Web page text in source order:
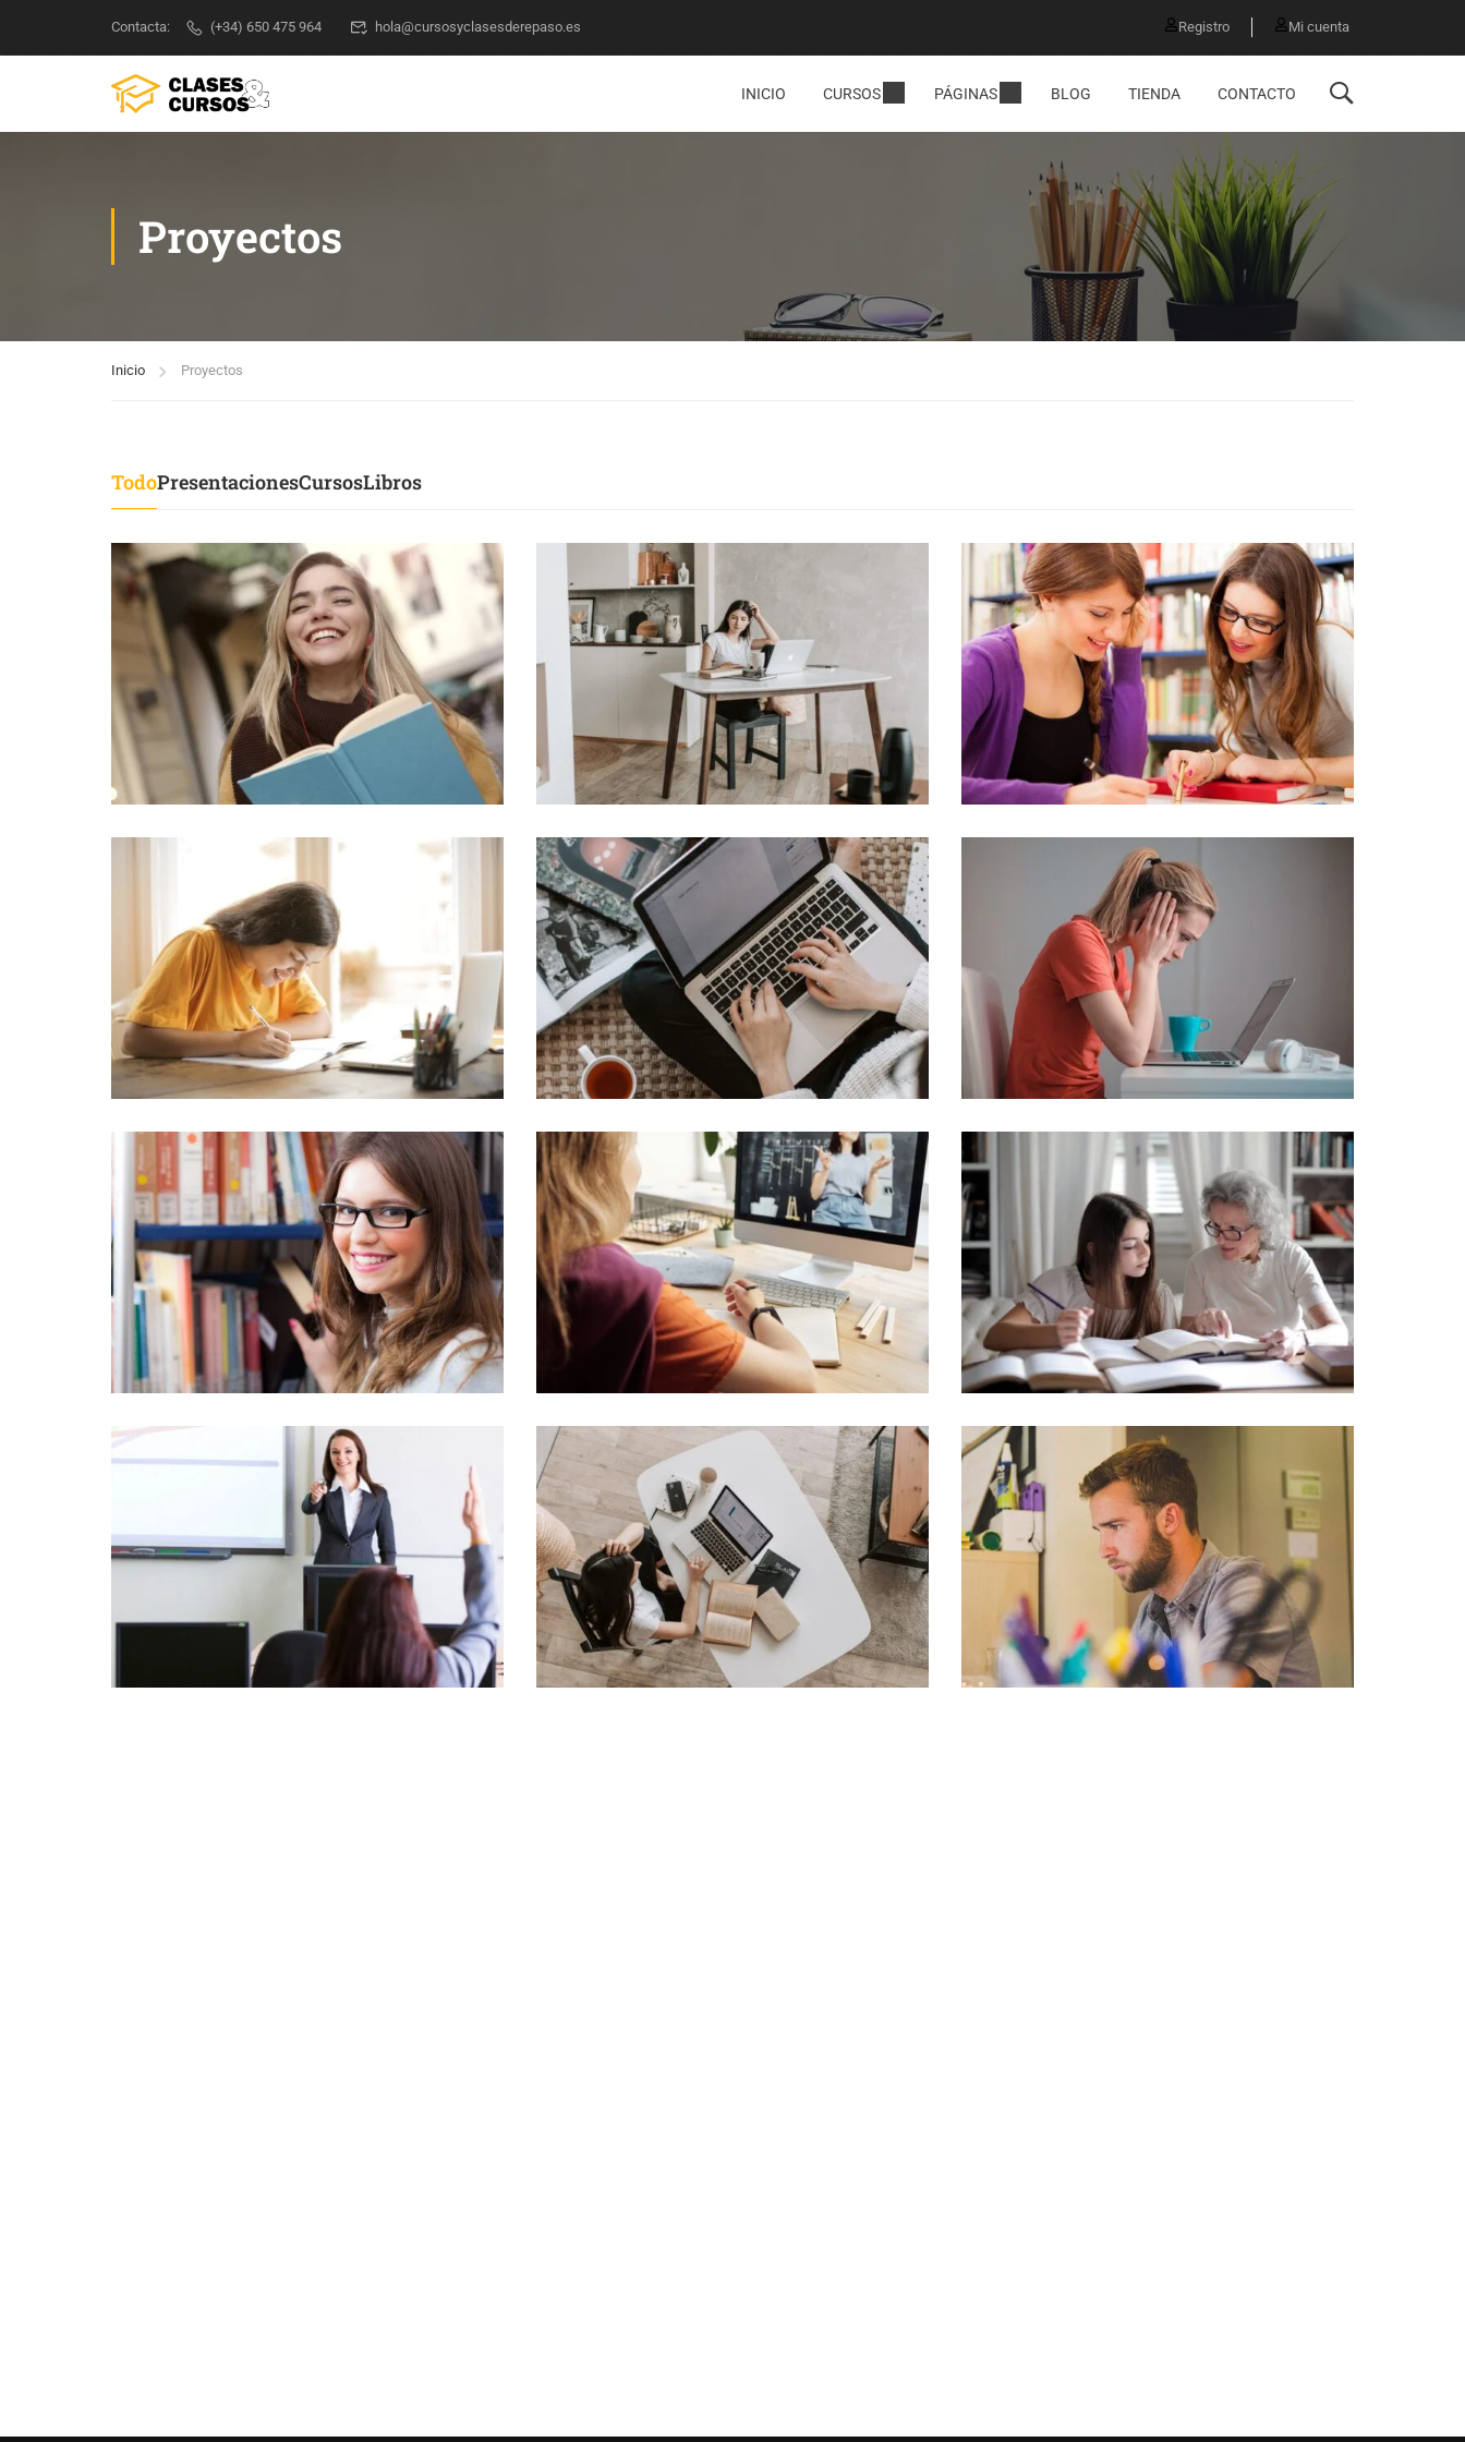
Contacta: (+34) 650 475 964 hola@cursosyclasesderepaso.es Registro Mi cuenta
INICIO CURSOS PÁGINAS BLOG TIENDA CONTACTO
Proyectos
Inicio Proyectos
TodoPresentacionesCursosLibros